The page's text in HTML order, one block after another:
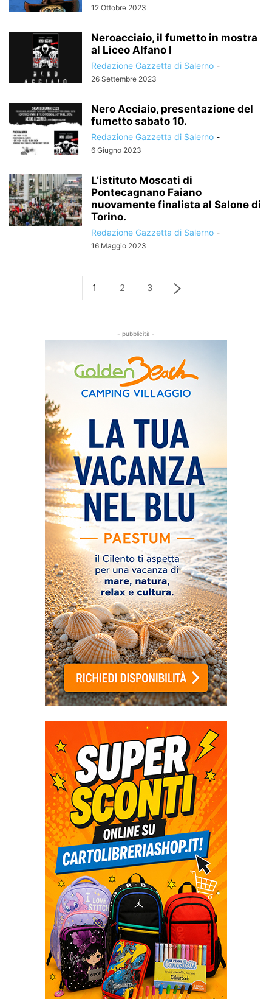
12 Ottobre 2023
Neroacciaio, il fumetto in mostra
al Liceo Alfano I
Redazione Gazzetta di Salerno -
26 Settembre 2023
Nero Acciaio, presentazione del
fumetto sabato 10.
Redazione Gazzetta di Salerno -
6 Giugno 2023
L’istituto Moscati di
Pontecagnano Faiano
nuovamente finalista al Salone di
Torino.
Redazione Gazzetta di Salerno -
16 Maggio 2023
1 2 3
- pubblicità -